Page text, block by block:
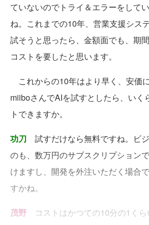
ていないのでトライ＆エラーをして
ね。これまでの10年、営業支援シス
試そうと思ったら、金額面でも、期
コストを要したと思います。
これからの10年はより早く、安価
miiboさんでAIを試すとしたら、いく
トできますか。
功刀 試すだけなら無料ですね。ビ
のも、数万円のサブスクリプション
けますし、開発を外注いただく場合
すかね。
茂野 コストはかつての10分の1く